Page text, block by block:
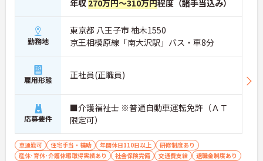
年収 270万円～310万円程度（諸手当込み）
勤務地
東京都 八王子市 柚木1550
京王相模原線「南大沢駅」バス・車8分
雇用形態 正社員(正職員)
応募要件
■介護福祉士 ※普通自動車運転免許（ＡＴ
限定可）
車通勤可 住宅手当・補助 年間休日110日以上
研修制度あり
産休･育休･介護休暇取得実績あり
社会保険完備 交通費支給 退職金制度あり